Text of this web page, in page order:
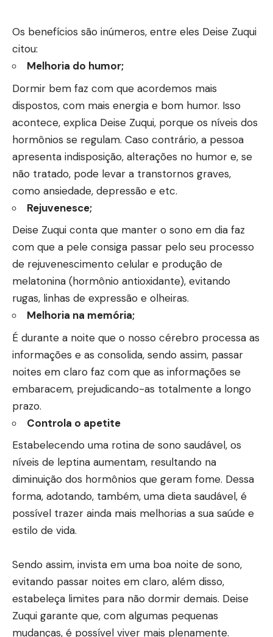
Os benefícios são inúmeros, entre eles Deise Zuqui
citou:
Melhoria do humor;
Dormir bem faz com que acordemos mais
dispostos, com mais energia e bom humor. Isso
acontece, explica Deise Zuqui, porque os níveis dos
hormônios se regulam. Caso contrário, a pessoa
apresenta indisposição, alterações no humor e, se
não tratado, pode levar a transtornos graves,
como ansiedade, depressão e etc.
Rejuvenesce;
Deise Zuqui conta que manter o sono em dia faz
com que a pele consiga passar pelo seu processo
de rejuvenescimento celular e produção de
melatonina (hormônio antioxidante), evitando
rugas, linhas de expressão e olheiras.
Melhoria na memória;
É durante a noite que o nosso cérebro processa as
informações e as consolida, sendo assim, passar
noites em claro faz com que as informações se
embaracem, prejudicando-as totalmente a longo
prazo.
Controla o apetite
Estabelecendo uma rotina de sono saudável, os
níveis de leptina aumentam, resultando na
diminuição dos hormônios que geram fome. Dessa
forma, adotando, também, uma dieta saudável, é
possível trazer ainda mais melhorias a sua saúde e
estilo de vida.
Sendo assim, invista em uma boa noite de sono,
evitando passar noites em claro, além disso,
estabeleça limites para não dormir demais. Deise
Zuqui garante que, com algumas pequenas
mudanças, é possível viver mais plenamente.